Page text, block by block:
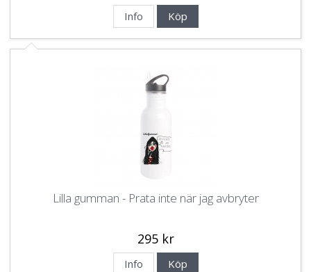
Info Köp
Lilla gumman - Prata inte när jag avbryter
295 kr
Info Köp